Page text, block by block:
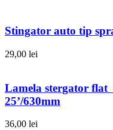
Stingator auto tip
29,00 lei
Lamela stergator
25’/630mm
36,00 lei